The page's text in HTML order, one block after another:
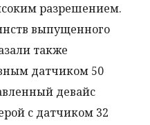
разрешением.
выпущенного
также
датчиком 50
девайс
с датчиком 32